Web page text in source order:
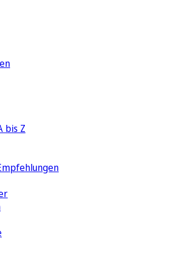
bis Z